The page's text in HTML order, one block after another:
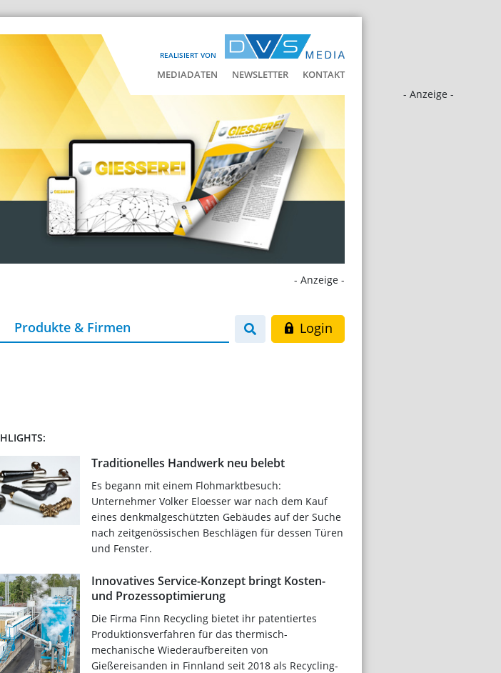
REALISIERT VON
MEDIADATEN NEWSLETTER KONTAKT
- Anzeige -
- Anzeige -
Produkte & Firmen Login
Traditionelles Handwerk neu belebt
Es begann mit einem Flohmarktbesuch:
Unternehmer Volker Eloesser war nach dem Kauf
eines denkmalgeschützten Gebäudes auf der Suche
nach zeitgenössischen Beschlägen für dessen Türen
und Fenster.
Innovatives Service-Konzept bringt Kosten-
und Prozessoptimierung
Die Firma Finn Recycling bietet ihr patentiertes
Produktionsverfahren für das thermisch-
mechanische Wiederaufbereiten von
Gießereisanden in Finnland seit 2018 als Recycling-